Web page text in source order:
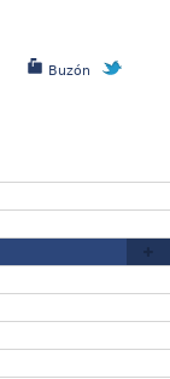
Buzón